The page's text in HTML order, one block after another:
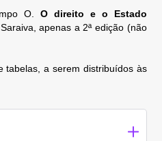
O. O direito e o Estado
apenas a 2ª edição (não
tabelas, a serem distribuídos às